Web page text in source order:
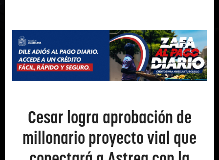
Cesar logra aprobación de
millonario proyecto vial que